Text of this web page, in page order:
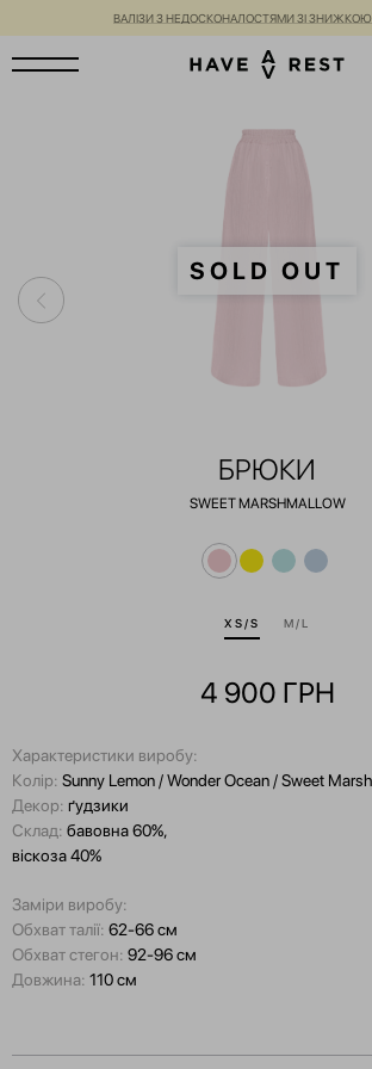
ВАЛІЗИ З НЕДОСКОНАЛОСТЯМИ ЗІ ЗНИЖКОЮ
SOLD OUT
БРЮКИ
SWEET MARSHMALLOW
XS/S M/L
4 900 ГРН
Характеристики виробу:
Колір: Sunny Lemon / Wonder Ocean / Sweet
Декор: ґудзики
Склад: бавовна 60%,
віскоза 40%
Заміри виробу:
Обхват талії: 62-66 см
Обхват стегон: 92-96 см
Довжина: 110 см